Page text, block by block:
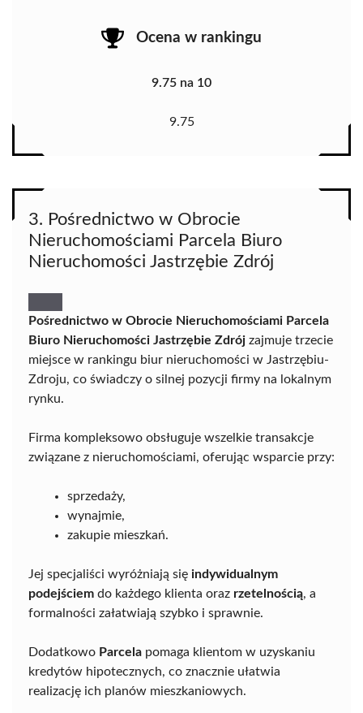
Ocena w rankingu
9.75 na 10
9.75
3. Pośrednictwo w Obrocie
Nieruchomościami Parcela Biuro
Nieruchomości Jastrzębie Zdrój
Pośrednictwo w Obrocie Nieruchomościami Parcela
Biuro Nieruchomości Jastrzębie Zdrój zajmuje trzecie
miejsce w rankingu biur nieruchomości w Jastrzębiu-
Zdroju, co świadczy o silnej pozycji firmy na lokalnym
rynku.
Firma kompleksowo obsługuje wszelkie transakcje
związane z nieruchomościami, oferując wsparcie przy:
sprzedaży,
wynajmie,
zakupie mieszkań.
Jej specjaliści wyróżniają się indywidualnym
podejściem do każdego klienta oraz rzetelnością, a
formalności załatwiają szybko i sprawnie.
Dodatkowo Parcela pomaga klientom w uzyskaniu
kredytów hipotecznych, co znacznie ułatwia
realizację ich planów mieszkaniowych.